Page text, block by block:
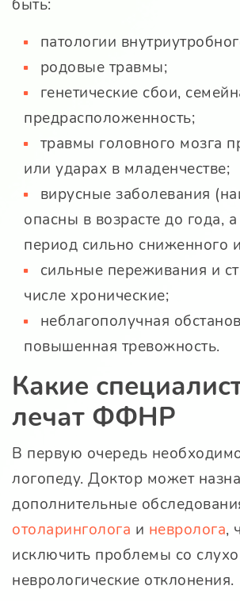
быть:
патологии
родовые травмы;
генетические сбои,
предрасположенность;
травмы головного мозга
или ударах в младенчестве;
вирусные заболевания
опасны в возрасте до года,
период сильно сниженного
сильные переживания и
числе хронические;
неблагополучная
повышенная тревожность.
Какие
лечат ФФНР
В первую очередь
логопеду. Доктор может
дополнительные
отоларинголога и невролога,
исключить проблемы со
неврологические отклонения.